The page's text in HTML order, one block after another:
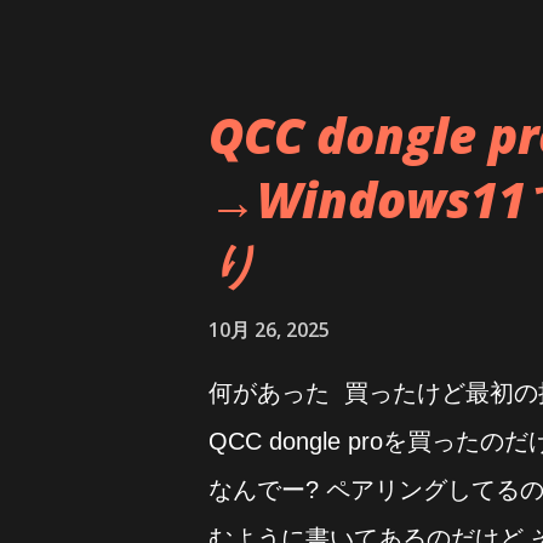
のは、メモリを必要に応じて
ったけど、なんかImDiskの
にあるUse AWE Physical
クしてみたら速くなった お
んで？ これだとImDiskより
QuickFormatととかでも変わ
ったので放置。速くなるわけ
アとかだし。 最近の性能の
QCC dongle
→Windows11
り
10月 26, 2025
何があった 買ったけど最初
QCC dongle proを買ったのだ
なんでー? ペアリングしてる